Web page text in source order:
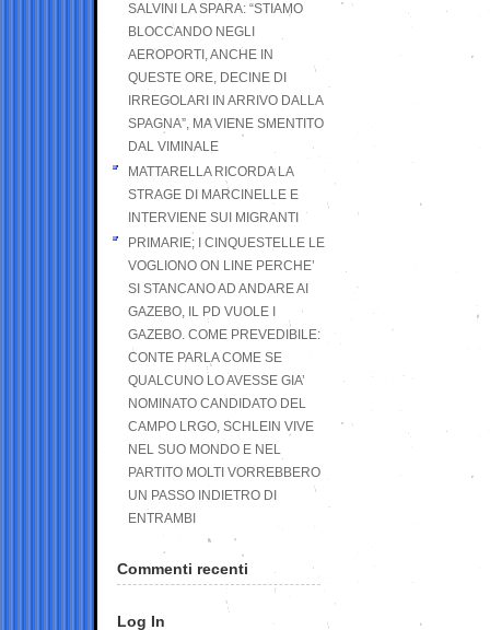
SALVINI LA SPARA: “STIAMO
BLOCCANDO NEGLI
AEROPORTI, ANCHE IN
QUESTE ORE, DECINE DI
IRREGOLARI IN ARRIVO DALLA
SPAGNA”, MA VIENE SMENTITO
DAL VIMINALE
MATTARELLA RICORDA LA
STRAGE DI MARCINELLE E
INTERVIENE SUI MIGRANTI
PRIMARIE; I CINQUESTELLE LE
VOGLIONO ON LINE PERCHE’
SI STANCANO AD ANDARE AI
GAZEBO, IL PD VUOLE I
GAZEBO. COME PREVEDIBILE:
CONTE PARLA COME SE
QUALCUNO LO AVESSE GIA’
NOMINATO CANDIDATO DEL
CAMPO LRGO, SCHLEIN VIVE
NEL SUO MONDO E NEL
PARTITO MOLTI VORREBBERO
UN PASSO INDIETRO DI
ENTRAMBI
Commenti recenti
Log In